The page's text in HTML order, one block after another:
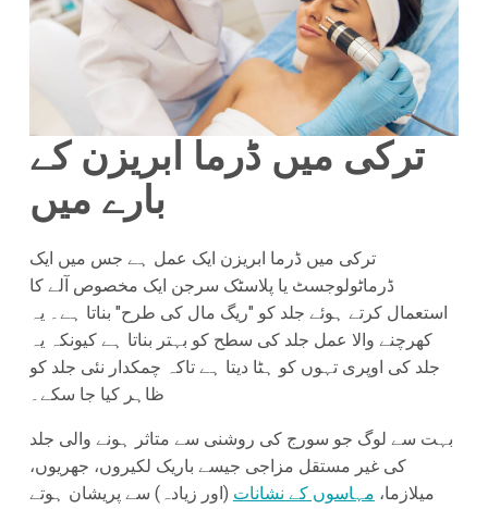
ترکی میں ڈرما ابریزن کے
بارے میں
ترکی میں ڈرما ابریزن ایک عمل ہے جس میں ایک
ڈرماٹولوجسٹ یا پلاسٹک سرجن ایک مخصوص آلے کا
استعمال کرتے ہوئے جلد کو "ریگ مال کی طرح" بناتا ہے۔ یہ
کھرچنے والا عمل جلد کی سطح کو بہتر بناتا ہے کیونکہ یہ
جلد کی اوپری تہوں کو ہٹا دیتا ہے تاکہ چمکدار نئی جلد کو
ظاہر کیا جا سکے۔
بہت سے لوگ جو سورج کی روشنی سے متاثر ہونے والی جلد
کی غیر مستقل مزاجی جیسے باریک لکیروں، جھریوں،
میلازما، مہاسوں کے نشانات (اور زیادہ) سے پریشان ہوتے